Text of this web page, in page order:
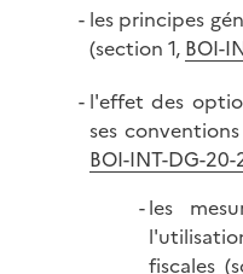
les principes
(section 1, BOI-
l'effet des
ses
BOI-INT-DG-
les
fiscales